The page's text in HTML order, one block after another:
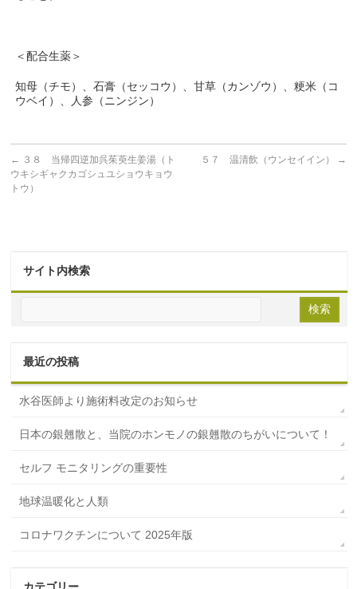
＜配合生薬＞
知母（チモ）、石膏（セッコウ）、甘草（カンゾウ）、粳米（コ
ウベイ）、人参（ニンジン）
← ３８ 当帰四逆加呉茱萸生姜湯（ト
ウキシギャクカゴシュユショウキョウ
トウ）
５７ 温清飲（ウンセイイン） →
サイト内検索
最近の投稿
水谷医師より施術料改定のお知らせ
日本の銀翹散と、当院のホンモノの銀翹散のちがいについて！
セルフ モニタリングの重要性
地球温暖化と人類
コロナワクチンについて 2025年版